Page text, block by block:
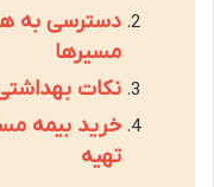
دسترسی به
مسیرها
نکات
تهیه